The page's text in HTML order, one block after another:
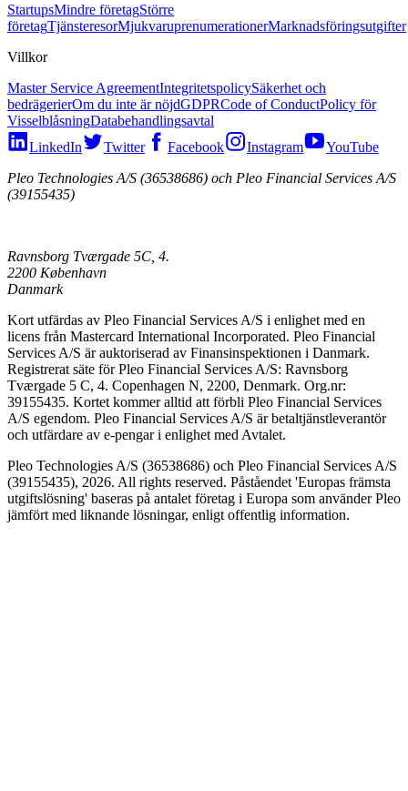
StartupsMindre företagStörre
företagTjänsteresorMjukvaruprenumerationerMarknadsföringsutgifter
Villkor
Master Service AgreementIntegritetspolicySäkerhet och
bedrägerierOm du inte är nöjdGDPRCode of ConductPolicy för
VisselblåsningDatabehandlingsavtal
LinkedIn
Twitter Facebook Instagram
YouTube
Pleo Technologies A/S (36538686) och Pleo Financial Services A/S
(39155435)
Ravnsborg Tværgade 5C, 4.
2200 København
Danmark
Kort utfärdas av Pleo Financial Services A/S i enlighet med en
licens från Mastercard International Incorporated. Pleo Financial
Services A/S är auktoriserad av Finansinspektionen i Danmark.
Registrerat säte för Pleo Financial Services A/S: Ravnsborg
Tværgade 5 C, 4. Copenhagen N, 2200, Denmark. Org.nr:
39155435. Kortet kommer alltid att förbli Pleo Financial Services
A/S egendom. Pleo Financial Services A/S är betaltjänstleverantör
och utfärdare av e-pengar i enlighet med Avtalet.
Pleo Technologies A/S (36538686) och Pleo Financial Services A/S
(39155435), 2026. All rights reserved. Påståendet 'Europas främsta
utgiftslösning' baseras på antalet företag i Europa som använder Pleo
jämfört med liknande lösningar, enligt offentlig information.